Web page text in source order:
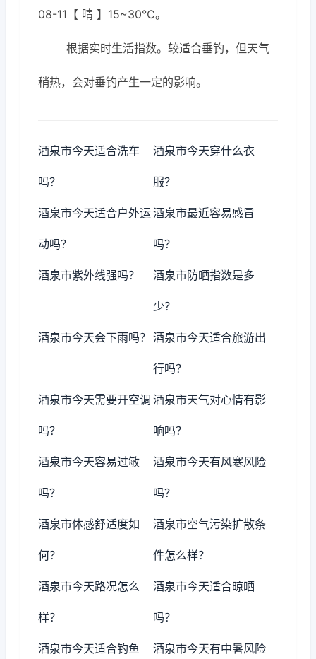
08-11【 晴 】15~30℃。
根据实时生活指数。较适合垂钓，但天气
稍热，会对垂钓产生一定的影响。
酒泉市今天适合洗车
吗？
酒泉市今天穿什么衣
服？
酒泉市今天适合户外运
动吗？
酒泉市最近容易感冒
吗？
酒泉市紫外线强吗？ 酒泉市防晒指数是多
少？
酒泉市今天会下雨吗？ 酒泉市今天适合旅游出
行吗？
酒泉市今天需要开空调
吗？
酒泉市天气对心情有影
响吗？
酒泉市今天容易过敏
吗？
酒泉市今天有风寒风险
吗？
酒泉市体感舒适度如
何？
酒泉市空气污染扩散条
件怎么样？
酒泉市今天路况怎么
样？
酒泉市今天适合晾晒
吗？
酒泉市今天适合钓鱼 酒泉市今天有中暑风险